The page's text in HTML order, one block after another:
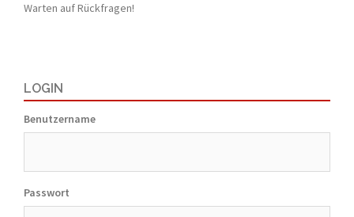
Warten auf Rückfragen!
LOGIN
Benutzername
Passwort